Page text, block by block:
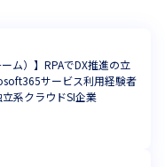
ム）】RPAでDX推進の立
サービス利用経験者
系クラウドSI企業